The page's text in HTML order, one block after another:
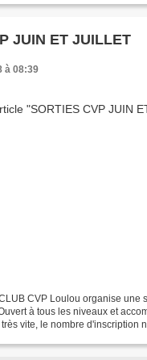
JUIN ET JUILLET
à 08:39
CVP Loulou organise une
à tous les niveaux et
vite, le nombre d'inscription